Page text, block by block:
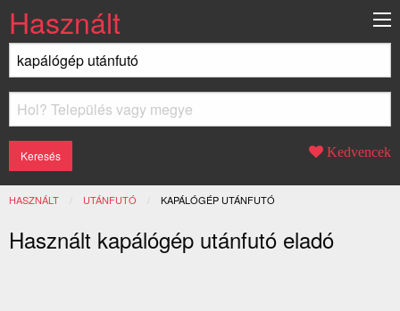
Használt
Kedvencek
HASZNÁLT UTÁNFUTÓ JELENLEGI:
KAPÁLÓGÉP UTÁNFUTÓ
Használt kapálógép utánfutó eladó